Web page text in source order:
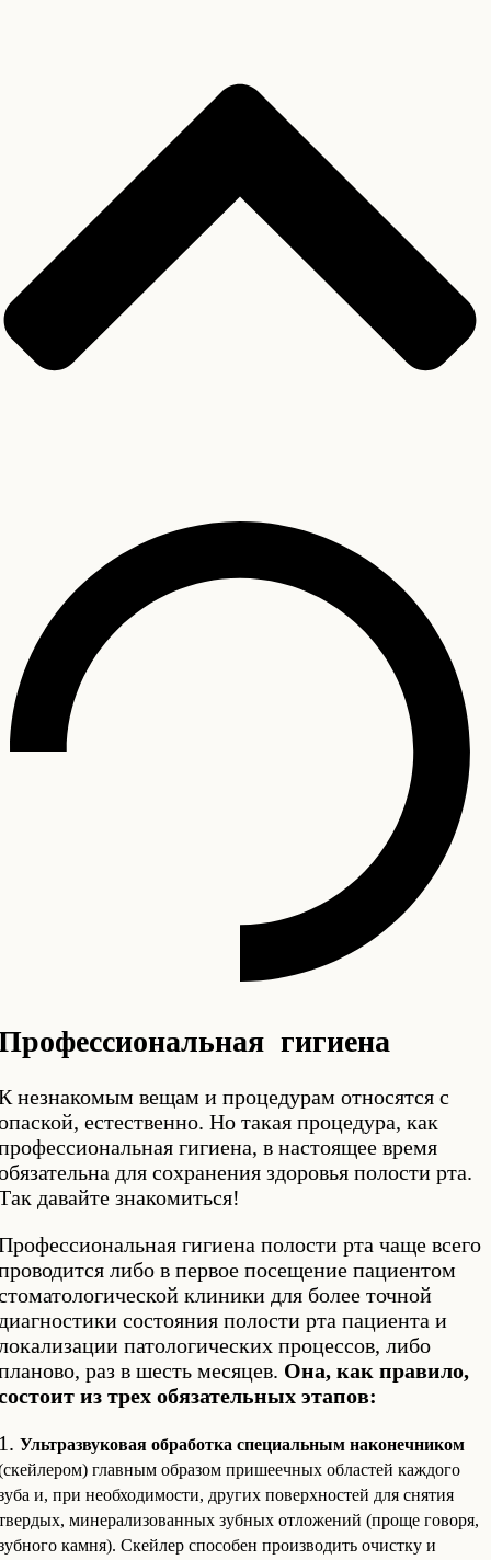
гигиена
незнакомым вещам и процедурам относятся с
естественно. Но такая процедура, как
гигиена, в настоящее время
для сохранения здоровья полости рта.
давайте знакомиться!
гигиена полости рта чаще всего
либо в первое посещение пациентом
клиники для более точной
состояния полости рта пациента и
патологических процессов, либо
раз в шесть месяцев. Она, как правило,
из трех обязательных этапов:
Ультразвуковая обработка специальным наконечником
главным образом пришеечных областей каждого
и, при необходимости, других поверхностей для снятия
минерализованных зубных отложений (проще говоря,
камня). Скейлер способен производить очистку и